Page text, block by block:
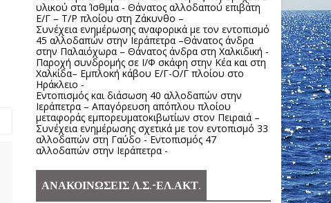
υλικού στα Ίσθμια - Θάνατος αλλοδαπού επιβάτη
Ε/Γ – Τ/Ρ πλοίου στη Ζάκυνθο –
Συνέχεια ενημέρωσης αναφορικά με τον εντοπισμό
45 αλλοδαπών στην Ιεράπετρα –Θάνατος άνδρα
στην Παλαιόχωρα – Θάνατος άνδρα στη Χαλκιδική -
Παροχή συνδρομής σε Ι/Φ σκάφη στην Κέα και στη
Χαλκίδα– Εμπλοκή κάβου Ε/Γ-Ο/Γ πλοίου στο
Ηράκλειο -
Εντοπισμός και διάσωση 40 αλλοδαπών στην
Ιεράπετρα – Απαγόρευση απόπλου πλοίου
μεταφοράς εμπορευματοκιβωτίων στον Πειραιά –
Συνέχεια ενημέρωσης σχετικά με τον εντοπισμό 33
αλλοδαπών στη Γαύδο - Εντοπισμός 47
αλλοδαπών στην Ιεράπετρα -
ΑΝΑΚΟΙΝΩΣΕΙΣ Λ.Σ.-ΕΛ.ΑΚΤ.